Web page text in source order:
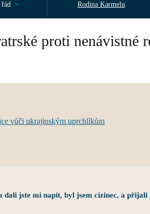
Rodina Karmelu
proti
dali jste mi napít, byl jsem cizinec, a